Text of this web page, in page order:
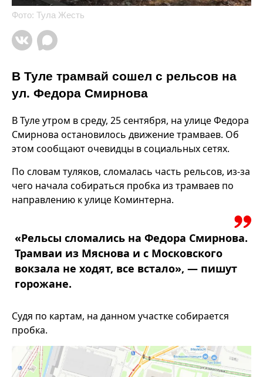
Фото: Тула Жесть
В Туле трамвай сошел с рельсов на
ул. Федора Смирнова
В Туле утром в среду, 25 сентября, на улице Федора
Смирнова остановилось движение трамваев. Об
этом сообщают очевидцы в социальных сетях.
По словам туляков, сломалась часть рельсов, из-за
чего начала собираться пробка из трамваев по
направлению к улице Коминтерна.
«Рельсы сломались на Федора Смирнова.
Трамваи из Мяснова и с Московского
вокзала не ходят, все встало», — пишут
горожане.
Судя по картам, на данном участке собирается
пробка.